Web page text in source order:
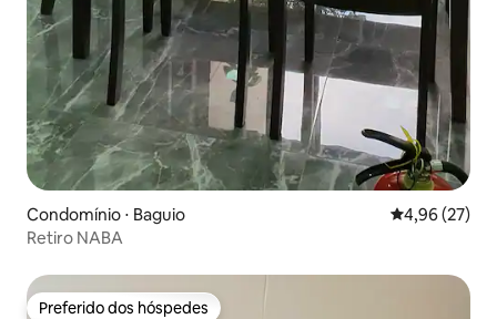
Condomínio ⋅ Baguio 4,96 de uma
4,96 (27)
Retiro NABA
Preferido dos hóspedes